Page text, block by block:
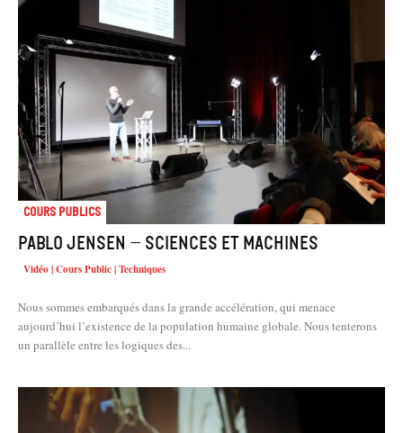
Cours Publics
Pablo Jensen – Sciences et machines
Vidéo | Cours Public | Techniques
Nous sommes embarqués dans la grande accélération, qui menace
aujourd’hui l’existence de la population humaine globale. Nous tenterons
un parallèle entre les logiques des...